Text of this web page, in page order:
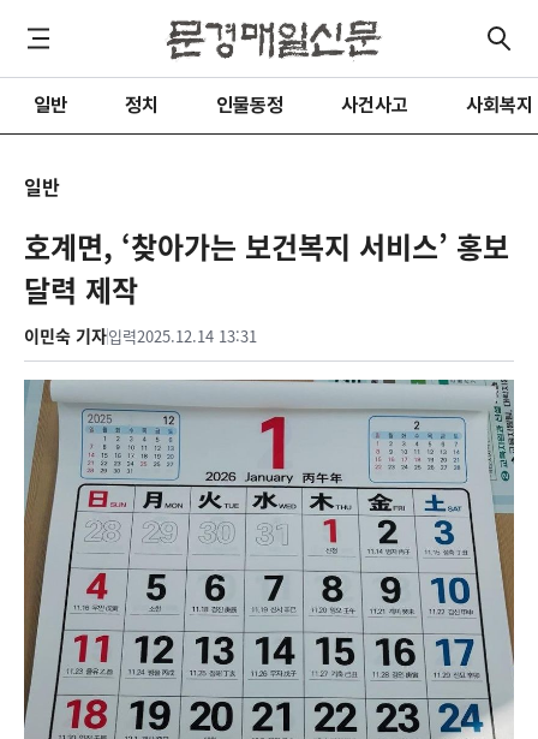
일반 정치 인물동정 사건사고 사회복지
일반
호계면, ‘찾아가는 보건복지 서비스’ 홍보
달력 제작
이민숙 기자입력2025.12.14 13:31